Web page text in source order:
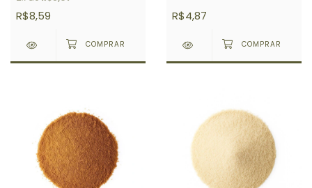
R$8,59 R$4,87